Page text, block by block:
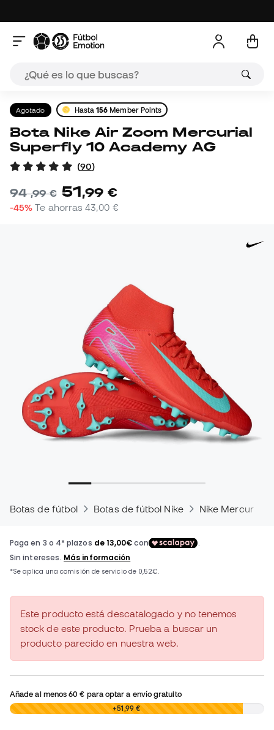
Agotado Hasta156 Member Points
Bota Nike Air Zoom Mercurial
Superfly 10 Academy AG
(90)
94,99 € 51,99 €
-45% Te ahorras43,00 €
Botas de fútbol Botas de fútbol Nike Nike Mercurial
Este producto está descatalogado y no tenemos
stock de este producto. Prueba a buscar un
producto parecido en nuestra web.
Añade al menos60 € para optar a envío gratuito
0,00 € +51,99 €